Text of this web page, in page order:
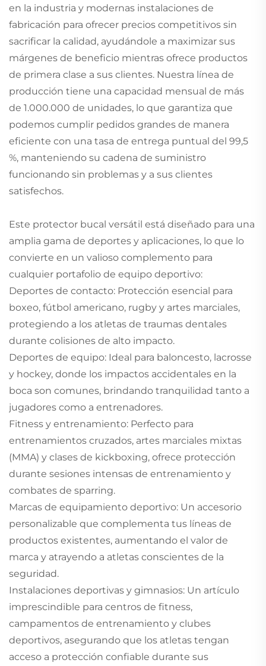
en la industria y modernas instalaciones de
fabricación para ofrecer precios competitivos sin
sacrificar la calidad, ayudándole a maximizar sus
márgenes de beneficio mientras ofrece productos
de primera clase a sus clientes. Nuestra línea de
producción tiene una capacidad mensual de más
de 1.000.000 de unidades, lo que garantiza que
podemos cumplir pedidos grandes de manera
eficiente con una tasa de entrega puntual del 99,5
%, manteniendo su cadena de suministro
funcionando sin problemas y a sus clientes
satisfechos.
Este protector bucal versátil está diseñado para una
amplia gama de deportes y aplicaciones, lo que lo
convierte en un valioso complemento para
cualquier portafolio de equipo deportivo:
Deportes de contacto: Protección esencial para
boxeo, fútbol americano, rugby y artes marciales,
protegiendo a los atletas de traumas dentales
durante colisiones de alto impacto.
Deportes de equipo: Ideal para baloncesto, lacrosse
y hockey, donde los impactos accidentales en la
boca son comunes, brindando tranquilidad tanto a
jugadores como a entrenadores.
Fitness y entrenamiento: Perfecto para
entrenamientos cruzados, artes marciales mixtas
(MMA) y clases de kickboxing, ofrece protección
durante sesiones intensas de entrenamiento y
combates de sparring.
Marcas de equipamiento deportivo: Un accesorio
personalizable que complementa tus líneas de
productos existentes, aumentando el valor de
marca y atrayendo a atletas conscientes de la
seguridad.
Instalaciones deportivas y gimnasios: Un artículo
imprescindible para centros de fitness,
campamentos de entrenamiento y clubes
deportivos, asegurando que los atletas tengan
acceso a protección confiable durante sus